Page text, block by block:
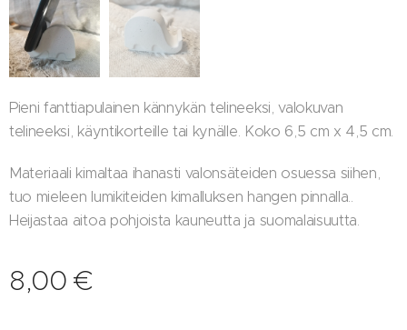
Pieni fanttiapulainen kännykän telineeksi, valokuvan
telineeksi, käyntikorteille tai kynälle. Koko 6,5 cm x 4,5 cm.
Materiaali kimaltaa ihanasti valonsäteiden osuessa siihen,
tuo mieleen lumikiteiden kimalluksen hangen pinnalla..
Heijastaa aitoa pohjoista kauneutta ja suomalaisuutta.
8,00 €